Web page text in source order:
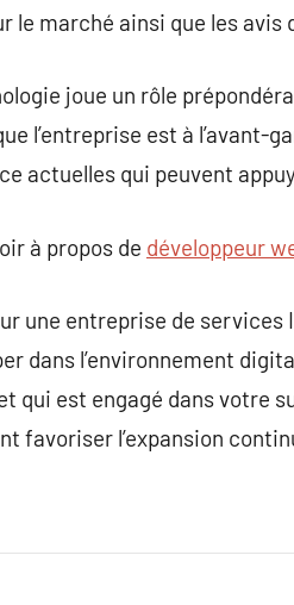
le marché ainsi que les
joue un rôle
l’entreprise est à l’avant-
actuelles qui peuvent
à propos de développeur
une entreprise de
dans l’environnement
qui est engagé dans votre
favoriser l’expansion